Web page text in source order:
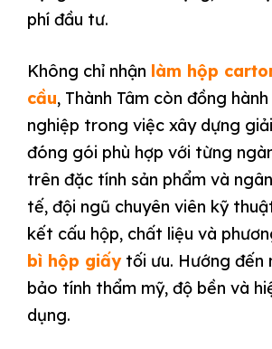
phí đầu tư.
Không chỉ nhận làm hộp
cầu, Thành Tâm còn đồng
nghiệp trong việc xây dựng
đóng gói phù hợp với từng
trên đặc tính sản phẩm và
tế, đội ngũ chuyên viên kỹ
kết cấu hộp, chất liệu và
bì hộp giấytối ưu. Hướng đến
bảo tính thẩm mỹ, độ bền và
dụng.